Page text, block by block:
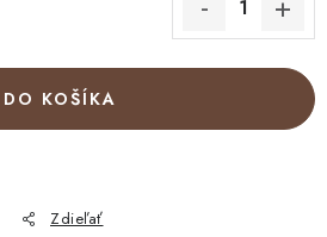
DO KOŠÍKA
Zdieľať